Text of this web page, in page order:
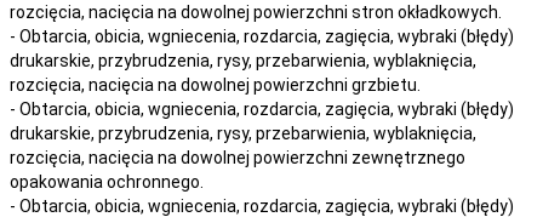
rozcięcia, nacięcia na dowolnej powierzchni stron okładkowych.
- Obtarcia, obicia, wgniecenia, rozdarcia, zagięcia, wybraki (błędy)
drukarskie, przybrudzenia, rysy, przebarwienia, wyblaknięcia,
rozcięcia, nacięcia na dowolnej powierzchni grzbietu.
- Obtarcia, obicia, wgniecenia, rozdarcia, zagięcia, wybraki (błędy)
drukarskie, przybrudzenia, rysy, przebarwienia, wyblaknięcia,
rozcięcia, nacięcia na dowolnej powierzchni zewnętrznego
opakowania ochronnego.
- Obtarcia, obicia, wgniecenia, rozdarcia, zagięcia, wybraki (błędy)